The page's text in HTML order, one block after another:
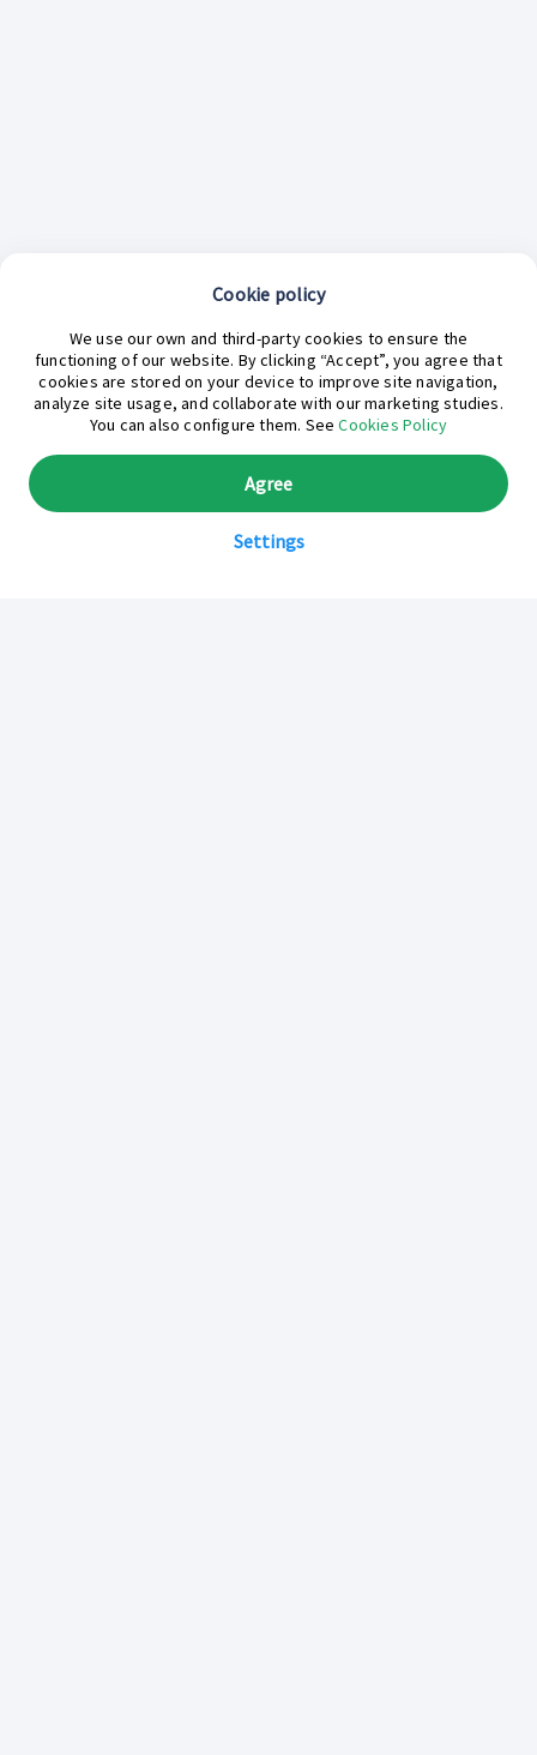
¿En qué podemos ayudarte hoy?
Cookie policy
We use our own and third-party cookies to ensure the
functioning of our website. By clicking “Accept”, you agree that
cookies are stored on your device to improve site navigation,
analyze site usage, and collaborate with our marketing studies.
You can also configure them. SeeCookies Policy
Settings
Agree